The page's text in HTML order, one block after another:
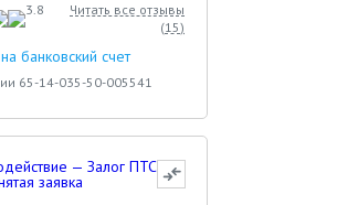
3.8
Читать все отзывы
(15)
банковский счет
65-14-035-50-005541